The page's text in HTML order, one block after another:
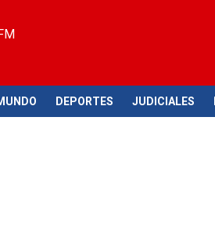
DEPORTES JUDICIALES